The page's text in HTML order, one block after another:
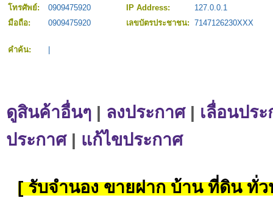
โทรศัพย์:
0909475920 IP Address:
127.0.0.1
มือถือ:
0909475920 เลขบัตรประชาชน: 7147126230XXX
คำค้น:
ดูสินค้าอื่นๆ | ลงประกาศ| เลื่อนปร
ประกาศ| แก้ไขประกาศ
[ รับจำนอง ขายฝาก บ้าน ที่ดิน ทั่ว